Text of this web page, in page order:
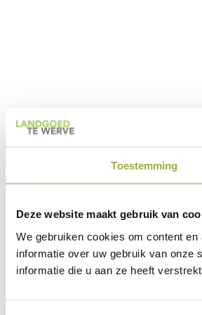
Toestemming
Deze website maakt gebruik van
We gebruiken cookies om content
informatie over uw gebruik van onze
informatie die u aan ze heeft